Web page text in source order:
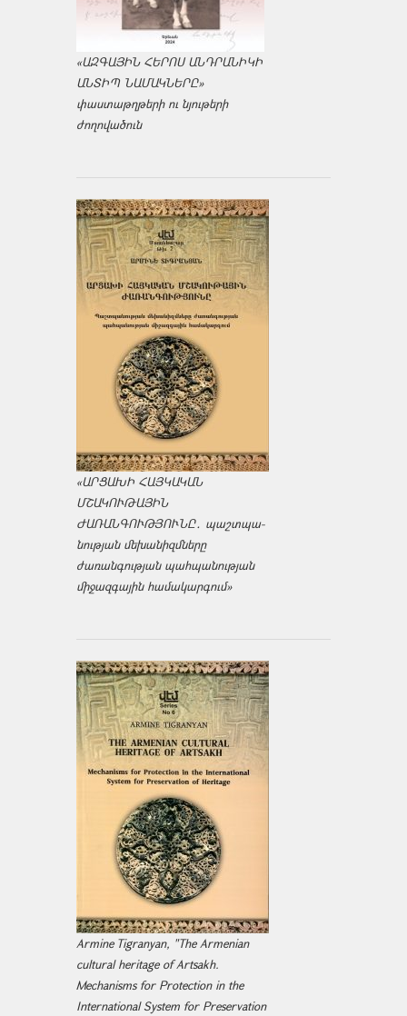
«ԱԶԳԱՅԻՆ ՀԵՐՈՍ ԱՆԴՐԱՆԻԿԻ
ԱՆՏԻՊ ՆԱՄԱԿՆԵՐԸ»
փաստաթղթերի ու նյութերի
ժողովածուն
«ԱՐՑԱԽԻ ՀԱՅԿԱԿԱՆ
ՄՇԱԿՈՒԹԱՅԻՆ
ԺԱՌԱՆԳՈՒԹՅՈՒՆԸ․ պաշտպա­
նության մեխանիզմները
ժառանգության պահպանության
միջազ­գային համակարգում»
Armine Tigranyan, "The Armenian
cultural heritage of Artsakh.
Mechanisms for Protection in the
International System for Preservation